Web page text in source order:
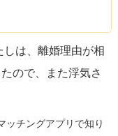
しは、離婚理由が相
ので、また浮気さ
ッチングアプリで知り